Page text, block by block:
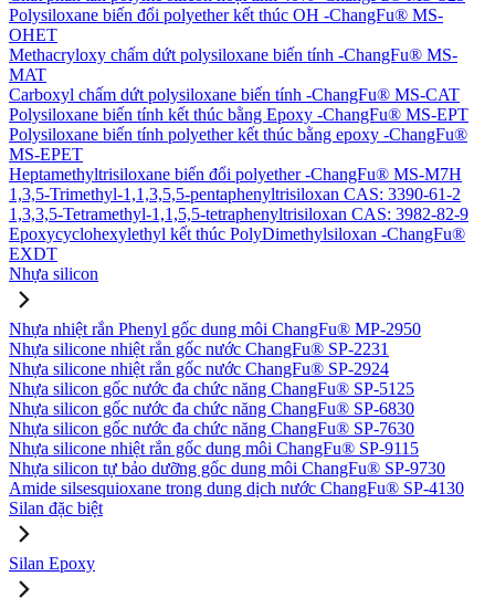
Polysiloxane biến đổi polyether kết thúc OH -ChangFu® MS-
OHET
Methacryloxy chấm dứt polysiloxane biến tính -ChangFu® MS-
MAT
Carboxyl chấm dứt polysiloxane biến tính -ChangFu® MS-CAT
Polysiloxane biến tính kết thúc bằng Epoxy -ChangFu® MS-EPT
Polysiloxane biến tính polyether kết thúc bằng epoxy -ChangFu®
MS-EPET
Heptamethyltrisiloxane biến đổi polyether -ChangFu® MS-M7H
1,3,5-Trimethyl-1,1,3,5,5-pentaphenyltrisiloxan CAS: 3390-61-2
1,3,3,5-Tetramethyl-1,1,5,5-tetraphenyltrisiloxan CAS: 3982-82-9
Epoxycyclohexylethyl kết thúc PolyDimethylsiloxan -ChangFu®
EXDT
Nhựa silicon
Nhựa nhiệt rắn Phenyl gốc dung môi ChangFu® MP-2950
Nhựa silicone nhiệt rắn gốc nước ChangFu® SP-2231
Nhựa silicone nhiệt rắn gốc nước ChangFu® SP-2924
Nhựa silicon gốc nước đa chức năng ChangFu® SP-5125
Nhựa silicon gốc nước đa chức năng ChangFu® SP-6830
Nhựa silicon gốc nước đa chức năng ChangFu® SP-7630
Nhựa silicone nhiệt rắn gốc dung môi ChangFu® SP-9115
Nhựa silicon tự bảo dưỡng gốc dung môi ChangFu® SP-9730
Amide silsesquioxane trong dung dịch nước ChangFu® SP-4130
Silan đặc biệt
Silan Epoxy